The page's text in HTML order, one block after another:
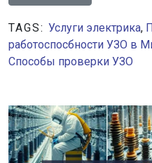
TAGS: Услуги электрика,
работоспосбности УЗО в
Способы проверки УЗО